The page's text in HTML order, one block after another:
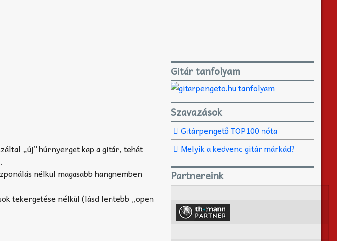
„új” húrnyerget kap a gitár, tehát
nélkül magasabb hangnemben
tekergetése nélkül (lásd lentebb „open
Gitár tanfolyam
Szavazások
Gitárpengető TOP100 nóta
Melyik a kedvenc gitár márkád?
Partnereink